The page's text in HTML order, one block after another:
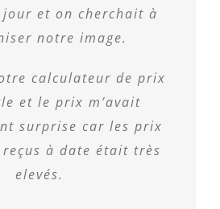
et on cherchait à
notre image.
calculateur de prix
et le prix m’avait
surprise car les prix
reçus à date était très
elevés.